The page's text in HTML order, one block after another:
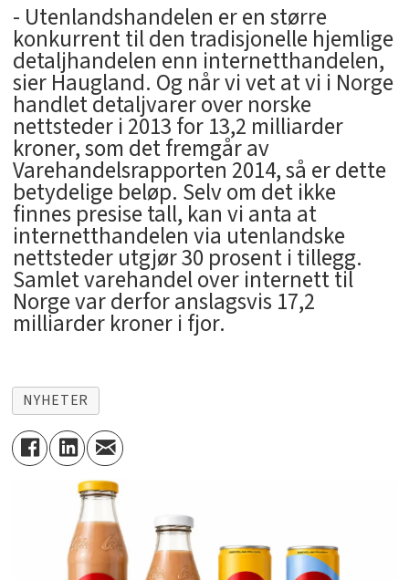
- Utenlandshandelen er en større
konkurrent til den tradisjonelle hjemlige
detaljhandelen enn internetthandelen,
sier Haugland. Og når vi vet at vi i Norge
handlet detaljvarer over norske
nettsteder i 2013 for 13,2 milliarder
kroner, som det fremgår av
Varehandelsrapporten 2014, så er dette
betydelige beløp. Selv om det ikke
finnes presise tall, kan vi anta at
internetthandelen via utenlandske
nettsteder utgjør 30 prosent i tillegg.
Samlet varehandel over internett til
Norge var derfor anslagsvis 17,2
milliarder kroner i fjor.
NYHETER